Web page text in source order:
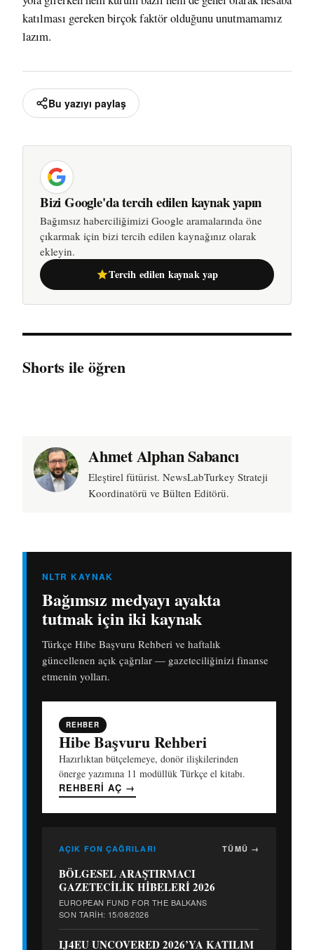
katılması gereken birçok faktör olduğunu unutmamamız
lazım.
Bu yazıyı paylaş
Bizi Google'da tercih edilen kaynak yapın
Bağımsız haberciliğimizi Google aramalarında öne
çıkarmak için bizi tercih edilen kaynağınız olarak
ekleyin.
Tercih edilen kaynak yap
Shorts ile öğren
Ahmet Alphan Sabancı
Eleştirel fütürist. NewsLabTurkey Strateji
Koordinatörü ve Bülten Editörü.
NLTR KAYNAK
Bağımsız medyayı ayakta
tutmak için iki kaynak
Türkçe Hibe Başvuru Rehberi ve haftalık
güncellenen açık çağrılar — gazeteciliğinizi finanse
etmenin yolları.
REHBER
Hibe Başvuru Rehberi
Hazırlıktan bütçelemeye, donör ilişkilerinden
önerge yazımına 11 modüllük Türkçe el kitabı.
REHBERI AÇ →
AÇIK FON ÇAĞRILARI TÜMÜ →
BÖLGESEL ARAŞTIRMACI
GAZETECİLİK HİBELERİ 2026
EUROPEAN FUND FOR THE BALKANS
SON TARIH: 15/08/2026
IJ4EU UNCOVERED 2026’YA KATILIM